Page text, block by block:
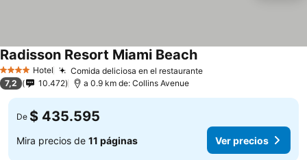
4 EstrellasHotel Comida deliciosa en el restaurante
Radisson Resort Miami Beach
7,2 10.472 a 0.9 km de: Collins Avenue
De $ 435.595
Mira precios de 11 páginas Ver precios